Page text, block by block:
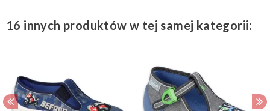
16 innych produktów w tej samej kategorii: